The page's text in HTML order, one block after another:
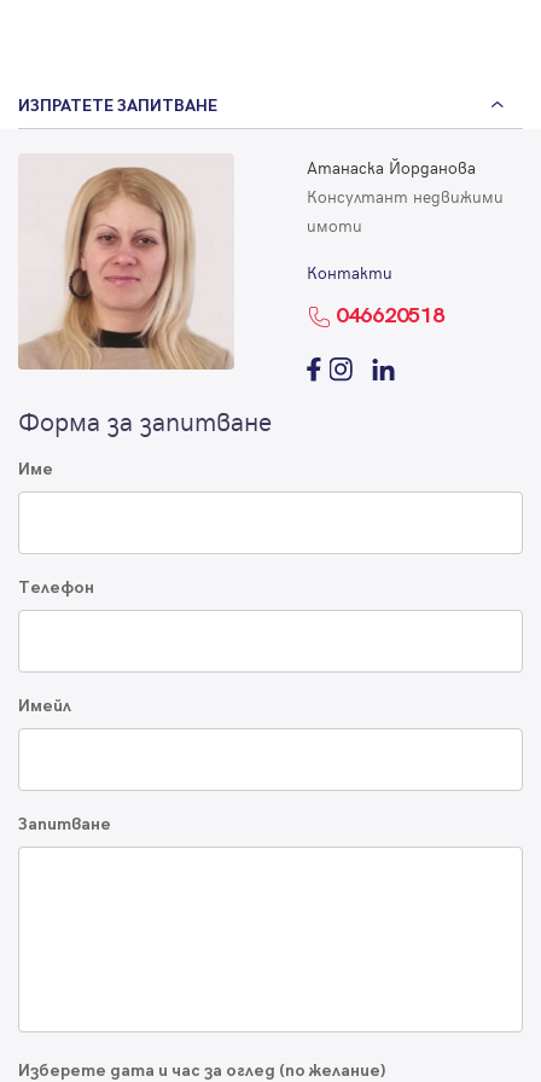
ИЗПРАТЕТЕ ЗАПИТВАНЕ
Атанаска Йорданова
Консултант недвижими
имоти
Контакти
046620518
Форма за запитване
Име
Телефон
Имейл
Запитване
Изберете дата и час за оглед (по желание)